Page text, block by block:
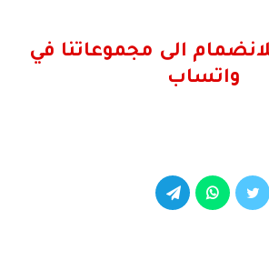
الى مجموعاتنا في
واتساب